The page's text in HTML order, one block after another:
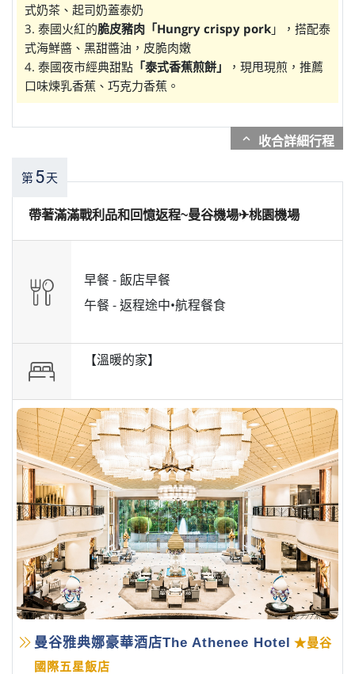
式奶茶、起司奶蓋泰奶
3. 泰國火紅的脆皮豬肉「Hungry crispy pork 」，搭配泰
式海鮮醬、黑甜醬油，皮脆肉嫩
4. 泰國夜市經典甜點 「泰式香蕉煎餅」
，現甩現煎，推薦
口味煉乳香蕉、巧克力香蕉。
expand_more
第5天
帶著滿滿戰利品和回憶返程~曼谷機場✈桃園機場
早餐 -飯店早餐
午餐 -返程途中•航程餐食
【溫暖的家】
曼谷雅典娜豪華酒店The Athenee Hotel ★曼谷
國際五星飯店